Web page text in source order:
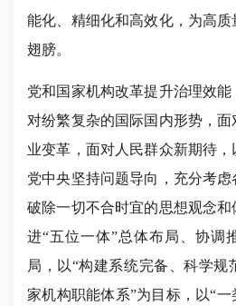
能化、精细化和高效化，为高
翅膀。
党和国家机构改革提升治理效
对纷繁复杂的国际国内形势，
业变革，面对人民群众新期待
党中央坚持问题导向，充分考
破除一切不合时宜的思想观念
进“五位一体”总体布局、协调
局，以“构建系统完备、科学规
家机构职能体系”为目标，以“